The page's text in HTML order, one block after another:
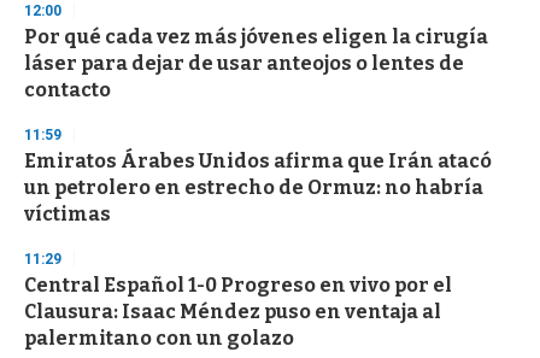
3
s
e
c
o
d
s
12:00
Por qué cada vez más jóvenes eligen la cirugía
láser para dejar de usar anteojos o lentes de
contacto
11:59
Emiratos Árabes Unidos afirma que Irán atacó
un petrolero en estrecho de Ormuz: no habría
víctimas
11:29
Central Español 1-0 Progreso en vivo por el
Clausura: Isaac Méndez puso en ventaja al
palermitano con un golazo